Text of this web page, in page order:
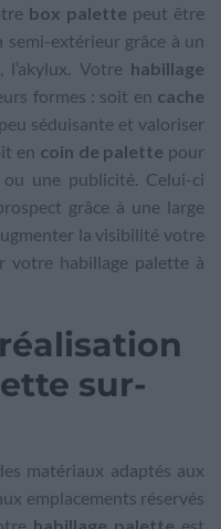
box palette peut être
extérieur grâce à un
Votre habillage
formes : soit en cache
séduisante et valoriser
en coin de palette pour
une publicité. Celui-ci
grâce à une large
la visibilité votre
votre habillage palette à
sur-
matériaux adaptés aux
emplacements réservés